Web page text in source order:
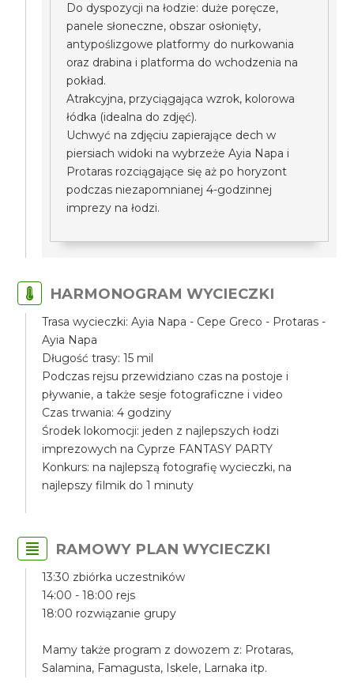
Do dyspozycji na łodzie: duże poręcze,
panele słoneczne, obszar osłonięty,
antypoślizgowe platformy do nurkowania
oraz drabina i platforma do wchodzenia na
pokład.
Atrakcyjna, przyciągająca wzrok, kolorowa
łódka (idealna do zdjęć).
Uchwyć na zdjęciu zapierające dech w
piersiach widoki na wybrzeże Ayia Napa i
Protaras rozciągające się aż po horyzont
podczas niezapomnianej 4-godzinnej
imprezy na łodzi.
HARMONOGRAM WYCIECZKI
Trasa wycieczki: Ayia Napa - Cepe Greco - Protaras -
Ayia Napa
Długość trasy: 15 mil
Podczas rejsu przewidziano czas na postoje i
pływanie, a także sesje fotograficzne i video
Czas trwania: 4 godziny
Środek lokomocji: jeden z najlepszych łodzi
imprezowych na Cyprze FANTASY PARTY
Konkurs: na najlepszą fotografię wycieczki, na
najlepszy filmik do 1 minuty
RAMOWY PLAN WYCIECZKI
13:30 zbiórka uczestników
14:00 - 18:00 rejs
18:00 rozwiązanie grupy
Mamy także program z dowozem z: Protaras,
Salamina, Famagusta, Iskele, Larnaka itp.